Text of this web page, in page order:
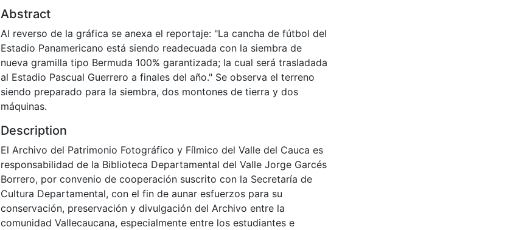
Abstract
Al reverso de la gráfica se anexa el reportaje: "La cancha de fútbol del
Estadio Panamericano está siendo readecuada con la siembra de
nueva gramilla tipo Bermuda 100% garantizada; la cual será trasladada
al Estadio Pascual Guerrero a finales del año." Se observa el terreno
siendo preparado para la siembra, dos montones de tierra y dos
máquinas.
Description
El Archivo del Patrimonio Fotográfico y Fílmico del Valle del Cauca es
responsabilidad de la Biblioteca Departamental del Valle Jorge Garcés
Borrero, por convenio de cooperación suscrito con la Secretaría de
Cultura Departamental, con el fin de aunar esfuerzos para su
conservación, preservación y divulgación del Archivo entre la
comunidad Vallecaucana, especialmente entre los estudiantes e